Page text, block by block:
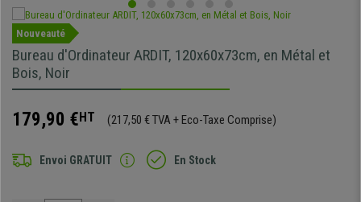
Nouveauté
Bureau d'Ordinateur ARDIT, 120x60x73cm, en Métal et
Bois, Noir
179,90 €HT (217,50 € TVA + Eco-Taxe Comprise)
Envoi GRATUIT En Stock